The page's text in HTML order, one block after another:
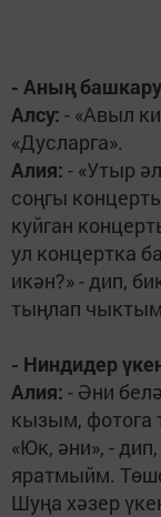
- Аның
Алсу: - «Авыл
«Дусларга».
Алия: - «Утыр
соңгы
куйган
ул концертка
икән?» - дип,
тыңлап
- Ниндидер
Алия: - Әни
кызым, фотога
«Юк, әни», -
яратмыйм.
Шуңа хәзер